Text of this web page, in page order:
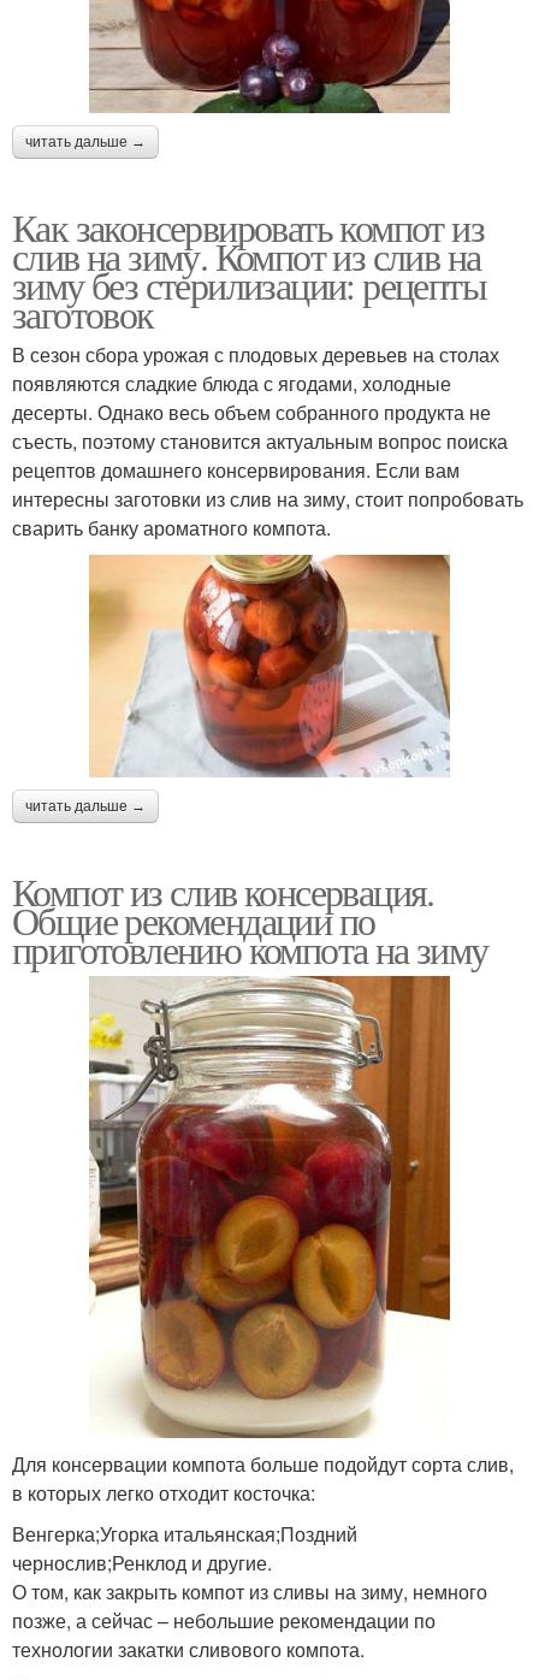
читать дальше →
Как законсервировать компот из
слив на зиму. Компот из слив на
зиму без стерилизации: рецепты
заготовок
В сезон сбора урожая с плодовых деревьев на столах
появляются сладкие блюда с ягодами, холодные
десерты. Однако весь объем собранного продукта не
съесть, поэтому становится актуальным вопрос поиска
рецептов домашнего консервирования. Если вам
интересны заготовки из слив на зиму, стоит попробовать
сварить банку ароматного компота.
читать дальше →
Компот из слив консервация.
Общие рекомендации по
приготовлению компота на зиму
Для консервации компота больше подойдут сорта слив,
в которых легко отходит косточка:
Венгерка;Угорка итальянская;Поздний
чернослив;Ренклод и другие.
О том, как закрыть компот из сливы на зиму, немного
позже, а сейчас – небольшие рекомендации по
технологии закатки сливового компота.